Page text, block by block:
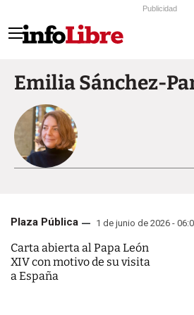
Publicidad
Emilia Sánchez-
Plaza Pública 1 de junio de 2026 -
Carta abierta al Papa León
XIV con motivo de su visita
a España